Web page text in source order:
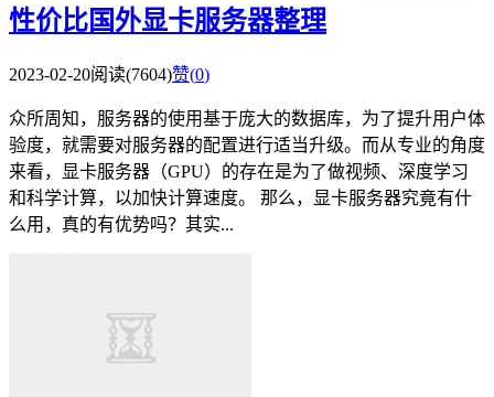
性价比国外显卡服务器整理
2023-02-20阅读(7604)赞(0)
众所周知，服务器的使用基于庞大的数据库，为了提升用户体
验度，就需要对服务器的配置进行适当升级。而从专业的角度
来看，显卡服务器（GPU）的存在是为了做视频、深度学习
和科学计算，以加快计算速度。 那么，显卡服务器究竟有什
么用，真的有优势吗？其实...